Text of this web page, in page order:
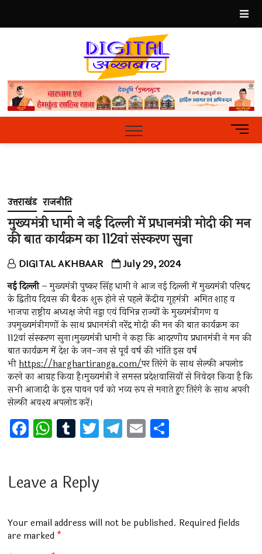
content
Hindi
News
PortalM
e
t
उत्तराखंड राजनीति
मुख्यमंत्री धामी ने नई दिल्ली में प्रधानमंत्री मोदी की मन
की बात कार्यक्रम का 112वां संस्करण सुना
DIGITAL AKHBAAR July 29, 2024
नई दिल्ली– मुख्यमंत्री पुष्कर सिंह धामी ने आज नई दिल्ली में मुख्यमंत्री परिषद
के द्वितीय दिवस की बैठक शुरू होने से पहले केंद्रीय गृहमंत्री अमित शाह व
भाजपा राष्ट्रीय अध्यक्ष जेपी नड्डा एवं विभिन्न राज्यों के मुख्यमंत्रीगण व
उपमुख्यमंत्रीगणों के साथ प्रधानमंत्री नरेंद्र मोदी की मन की बात कार्यक्रम का
112वां संस्करण सुना।मुख्यमंत्री धामी ने कहा कि आदरणीय प्रधानमंत्री ने मन की
बात कार्यक्रम में देश के जन-जन से पूर्व वर्ष की भांति इस वर्ष
भीhttps://harghartiranga.com/पर तिरंगे के साथ सेल्फ़ी अपलोड
करने का आग्रह किया है।मुख्यमंत्री ने समस्त प्रदेशवासियों से निवेदन किया है कि
सभी आजादी के इस पावन पर्व को भव्य रूप से मनाते हुए तिरंगे के साथ अपनी
सेल्फ़ी अवश्य अपलोड करें।
F
a
b
o
k
W
h
s
p
p
T
u
bl
T
wi
er
T
el
m
E
m
Leave a Reply
Your email address will not be published. Required fields
are marked *